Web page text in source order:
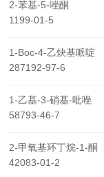
2-苯基-5-唑酮
1199-01-5
1-Boc-4-乙炔基哌啶
287192-97-6
1-乙基-3-硝基-吡唑
58793-46-7
2-甲氧基环丁烷-1-酮
42083-01-2